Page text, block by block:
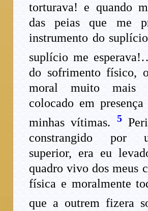
torturava! e quando
das peias que me
instrumento do
suplício me
do sofrimento físico,
moral muito mais
colocado em
minhas vítimas.
5
constrangido por
superior, era eu
quadro vivo dos meus
física e moralmente
que a outrem fizera